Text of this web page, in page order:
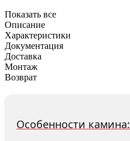
Показать все
Описание
Характеристики
Документация
Доставка
Монтаж
Возврат
Особенности камина: